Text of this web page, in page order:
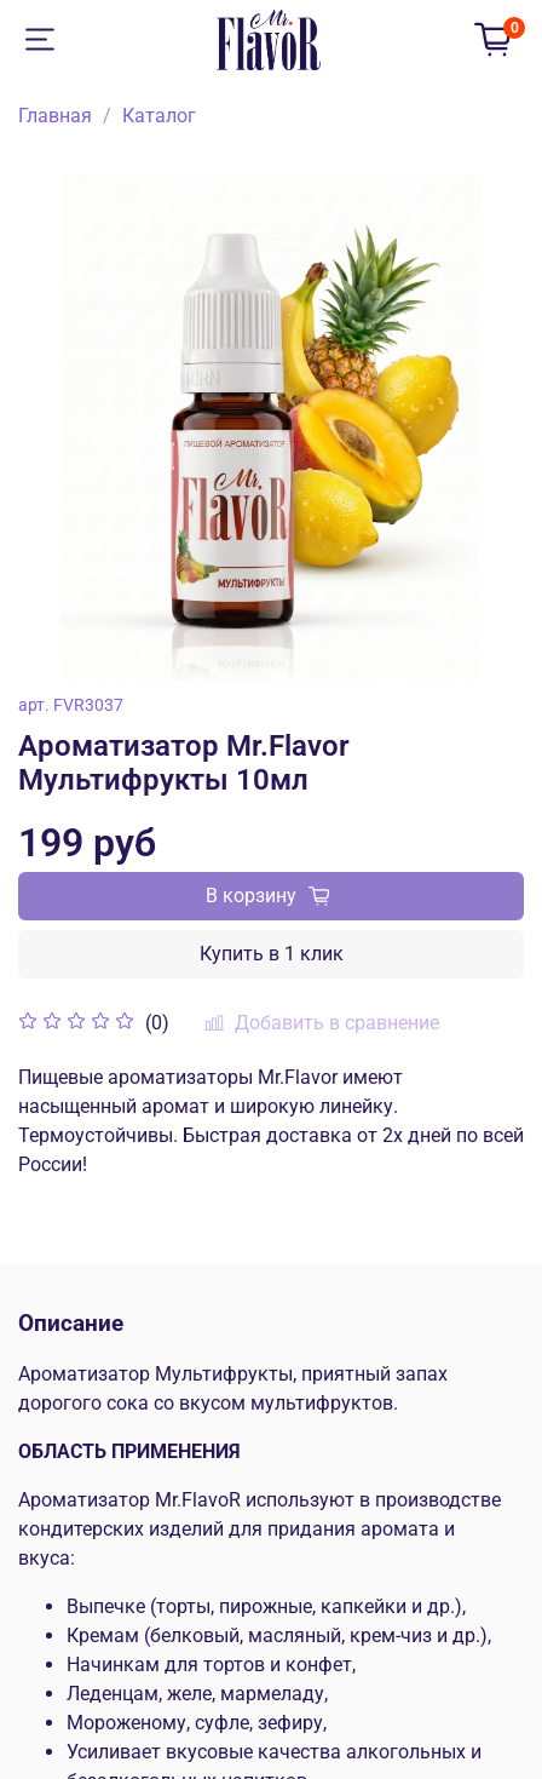
0
Главная Каталог
арт. FVR3037
Ароматизатор Mr.Flavor
Мультифрукты 10мл
(0) Добавить в сравнение
199 руб
В корзину
Купить в 1 клик
Пищевые ароматизаторы Mr.Flavor имеют
насыщенный аромат и широкую линейку.
Термоустойчивы. Быстрая доставка от 2х дней по всей
России!
Описание
Ароматизатор Мультифрукты, приятный запах
дорогого сока со вкусом мультифруктов.
ОБЛАСТЬ ПРИМЕНЕНИЯ
Ароматизатор Mr.FlavoR используют в производстве
кондитерских изделий для придания аромата и
вкуса:
Выпечке (торты, пирожные, капкейки и др.),
Кремам (белковый, масляный, крем-чиз и др.),
Начинкам для тортов и конфет,
Леденцам, желе, мармеладу,
Мороженому, суфле, зефиру,
Усиливает вкусовые качества алкогольных и